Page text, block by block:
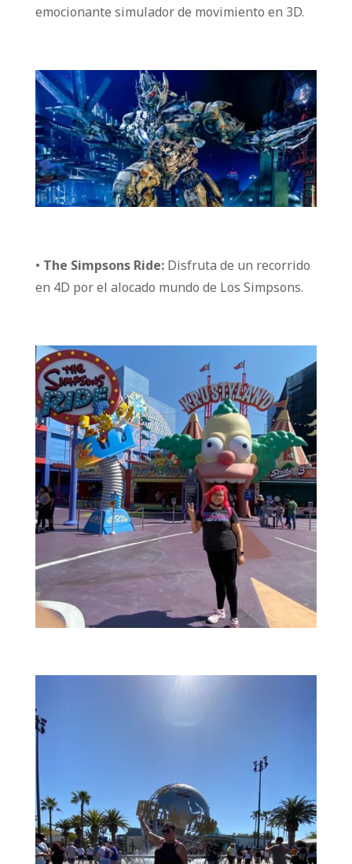
emocionante simulador de movimiento en 3D.
• The Simpsons Ride:Disfruta de un recorrido
en 4D por el alocado mundo de Los Simpsons.